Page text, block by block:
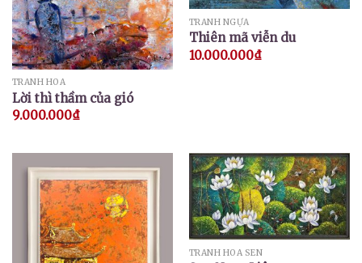
TRANH HOA
Lời thì thầm của gió
9.000.000₫
TRANH NGỰA
Thiên mã viễn du
10.000.000₫
TRANH HOA SEN